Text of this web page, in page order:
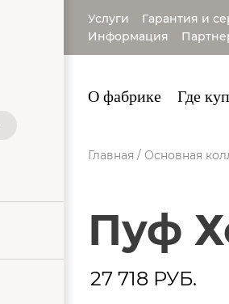
Услуги
Гарантия и
Информация
О фабрике Где
Главная / Основная
Пуф
27 718 РУБ.